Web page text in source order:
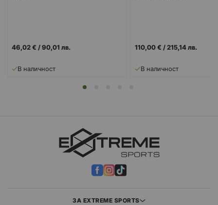
46,02 € /90,01 лв.
В наличност
110,00 € /215,14 лв.
В наличност
ЗА EXTREME SPORTS